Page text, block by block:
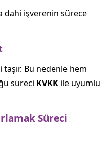
dahi işverenin sürece
Bu nedenle hem
süreci KVKK ile uyumlu
Süreci